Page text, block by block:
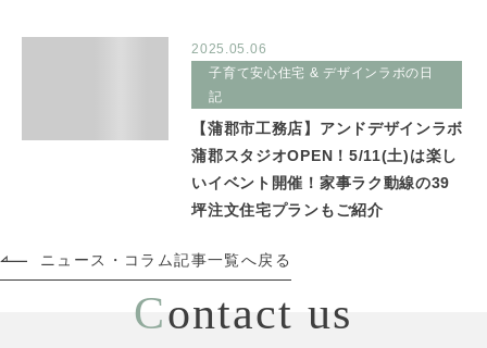
2025.05.06
子育て安心住宅 & デザインラボの日
記
【蒲郡市工務店】アンドデザインラボ
蒲郡スタジオOPEN！5/11(土)は楽し
いイベント開催！家事ラク動線の39
坪注文住宅プランもご紹介
ニュース・コラム記事一覧へ戻る
Contact us